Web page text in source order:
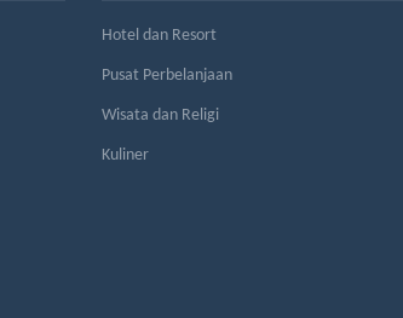
Hotel dan Resort
Pusat Perbelanjaan
Wisata dan Religi
Kuliner